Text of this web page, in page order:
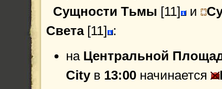
Сущности Тьмы [11] и
Света[11] :
на Центральной
City в 13:00 начинается